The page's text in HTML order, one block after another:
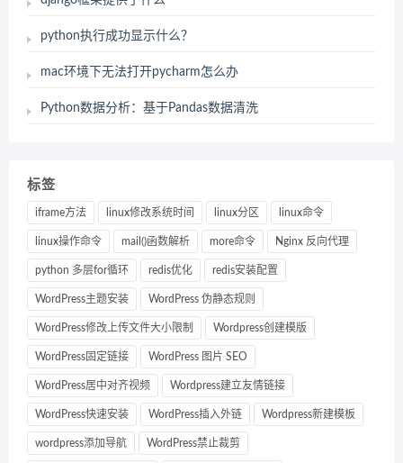
python执行成功显示什么？
mac环境下无法打开pycharm怎么办
Python数据分析：基于Pandas数据清洗
标签
iframe方法 linux修改系统时间 linux分区 linux命令
linux操作命令 mail()函数解析 more命令 Nginx 反向代理
python 多层for循环 redis优化 redis安装配置
WordPress主题安装 WordPress 伪静态规则
WordPress修改上传文件大小限制 Wordpress创建模版
WordPress固定链接 WordPress 图片 SEO
WordPress居中对齐视频 Wordpress建立友情链接
WordPress快速安装 WordPress插入外链 Wordpress新建模板
wordpress添加导航 WordPress禁止裁剪